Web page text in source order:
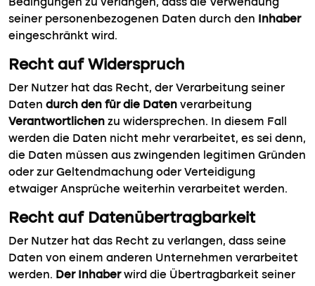
Bedingungen zu verlangen, dass die Verwendung
seiner personenbezogenen Daten durch den
Inhaber
eingeschränkt wird.
Recht auf Widerspruch
Der Nutzer hat das Recht, der Verarbeitung seiner
Daten durch den für die Daten verarbeitung
Verantwortlichen zu widersprechen. In diesem Fall
werden die Daten nicht mehr verarbeitet, es sei denn,
die Daten müssen aus zwingenden legitimen Gründen
oder zur Geltendmachung oder Verteidigung
etwaiger Ansprüche weiterhin verarbeitet werden.
Recht auf Datenübertragbarkeit
Der Nutzer hat das Recht zu verlangen, dass seine
Daten von einem anderen Unternehmen verarbeitet
werden. Der Inhaberwird die Übertragbarkeit seiner